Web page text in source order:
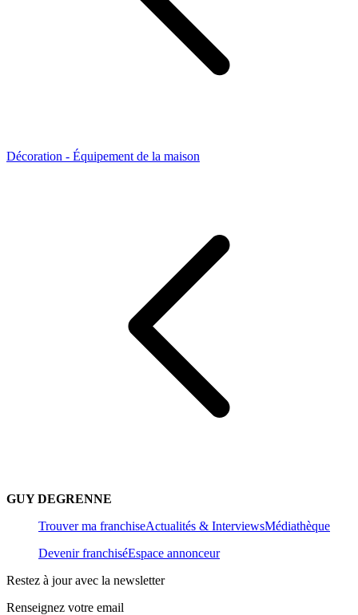
Décoration - Équipement de la maison
GUY DEGRENNE
Trouver ma franchiseActualités & InterviewsMédiathèque
Devenir franchiséEspace annonceur
Restez à jour avec la newsletter
Renseignez votre email